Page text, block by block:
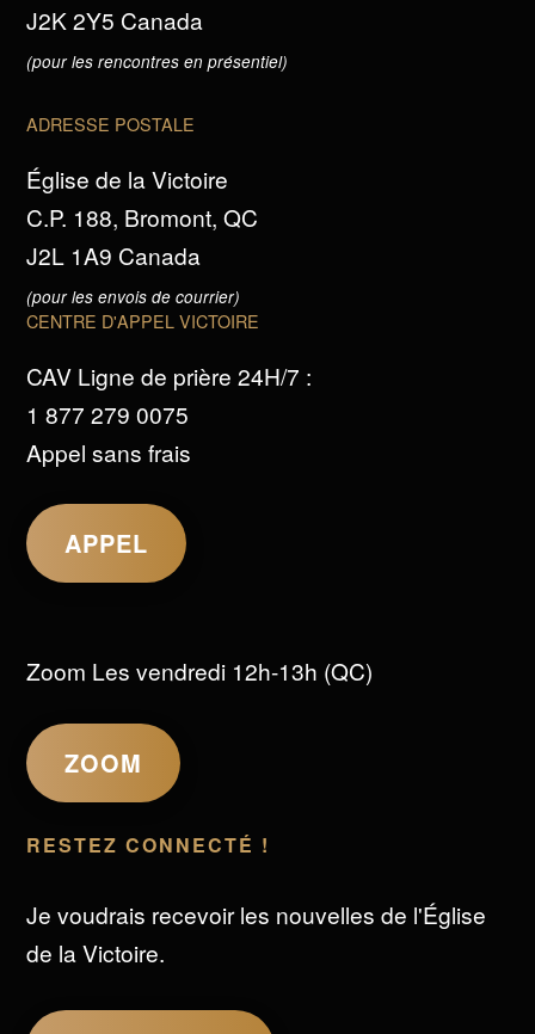
J2K 2Y5 Canada
(pour les rencontres en présentiel)
ADRESSE POSTALE
Église de la Victoire
C.P. 188, Bromont, QC
J2L 1A9 Canada
(pour les envois de courrier)
CENTRE D'APPEL VICTOIRE
CAV Ligne de prière 24H/7 :
1 877 279 0075
Appel sans frais
APPEL
Zoom Les vendredi 12h-13h (QC)
ZOOM
RESTEZ CONNECTÉ !
Je voudrais recevoir les nouvelles de l'Église
de la Victoire.